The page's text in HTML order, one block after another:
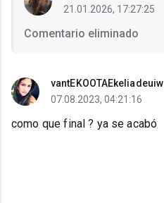
21.01.2026, 17:27:25
Comentario eliminado
vantEKOOTAEkeliadeuiw
07.08.2023, 04:21:16
como que final ? ya se acabó